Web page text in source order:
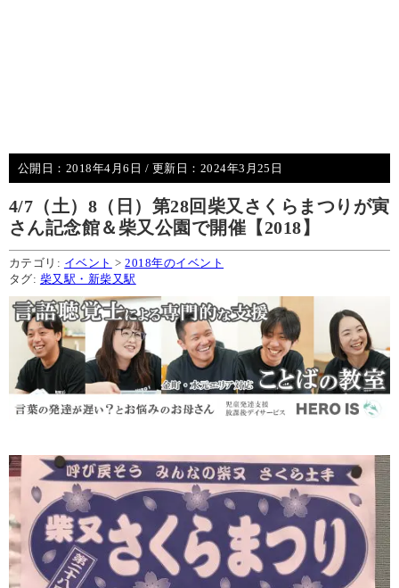
公開日： 2018年4月6日 / 更新日： 2024年3月25日
4/7（土）8（日）第28回柴又さくらまつりが寅
さん記念館＆柴又公園で開催【2018】
カテゴリ: イベント >2018年のイベント
タグ: 柴又駅・新柴又駅